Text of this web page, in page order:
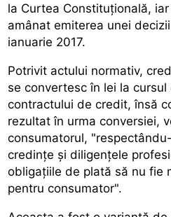
la Curtea Constituțională,
amânat emiterea unei
ianuarie 2017.
Potrivit actului normativ,
se convertesc în lei la
contractului de credit, însă
rezultat în urma conversiei,
consumatorul,
credințe și diligențele
obligațiile de plată să nu fie
pentru consumator".